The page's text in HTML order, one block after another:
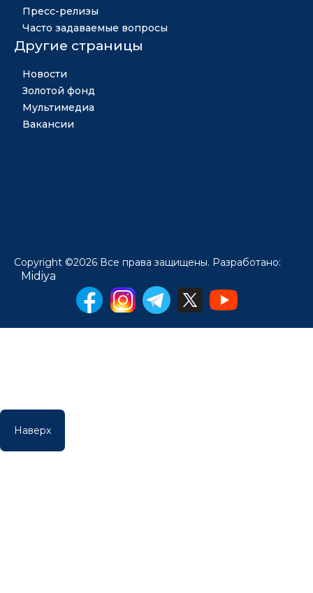
Пресс-релизы
Часто задаваемые вопросы
Другие страницы
Новости
Золотой фонд
Мультимедиа
Вакансии
Copyright ©2026 Все права защищены. Разработано:
Midiya
Наверх